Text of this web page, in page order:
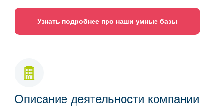
Узнать подробнее про наши умные базы
Описание деятельности компании